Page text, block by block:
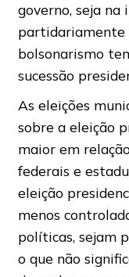
governo, seja na
partidariamente
bolsonarismo
sucessão
As eleições
sobre a eleição
maior em
federais e
eleição
menos
políticas, sejam
o que não